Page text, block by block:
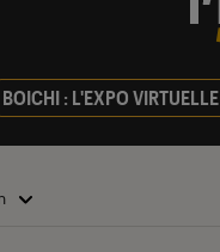
BOICHI : L'EXPO VIRTUELLE